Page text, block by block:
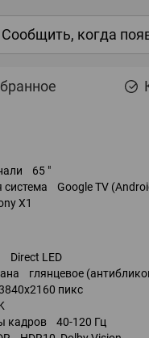
Сообщить, когда
65 "
Google TV
X1
Direct LED
глянцевое
пикс
кадров 40-120 Гц